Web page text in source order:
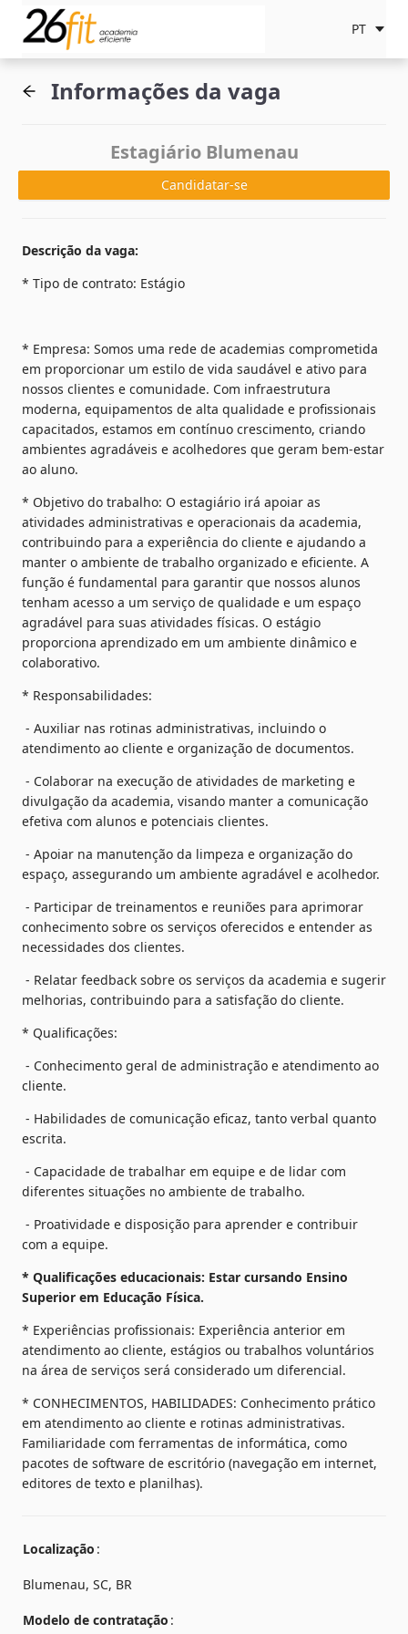
PT
Informações da vaga
Estagiário Blumenau
Candidatar-se
Descrição da vaga:
* Tipo de contrato: Estágio
* Empresa: Somos uma rede de academias comprometida
em proporcionar um estilo de vida saudável e ativo para
nossos clientes e comunidade. Com infraestrutura
moderna, equipamentos de alta qualidade e profissionais
capacitados, estamos em contínuo crescimento, criando
ambientes agradáveis e acolhedores que geram bem-estar
ao aluno.
* Objetivo do trabalho: O estagiário irá apoiar as
atividades administrativas e operacionais da academia,
contribuindo para a experiência do cliente e ajudando a
manter o ambiente de trabalho organizado e eficiente. A
função é fundamental para garantir que nossos alunos
tenham acesso a um serviço de qualidade e um espaço
agradável para suas atividades físicas. O estágio
proporciona aprendizado em um ambiente dinâmico e
colaborativo.
* Responsabilidades:
atendimento ao cliente e organização de documentos.
divulgação da academia, visando manter a comunicação
efetiva com alunos e potenciais clientes.
espaço, assegurando um ambiente agradável e acolhedor.
conhecimento sobre os serviços oferecidos e entender as
necessidades dos clientes.
melhorias, contribuindo para a satisfação do cliente.
* Qualificações:
cliente.
escrita.
diferentes situações no ambiente de trabalho.
com a equipe.
* Qualificações educacionais: Estar cursando Ensino
Superior em Educação Física.
* Experiências profissionais: Experiência anterior em
atendimento ao cliente, estágios ou trabalhos voluntários
na área de serviços será considerado um diferencial.
* CONHECIMENTOS, HABILIDADES: Conhecimento prático
em atendimento ao cliente e rotinas administrativas.
Familiaridade com ferramentas de informática, como
pacotes de software de escritório (navegação em internet,
editores de texto e planilhas).
Localização
Blumenau, SC, BR
Modelo de contratação